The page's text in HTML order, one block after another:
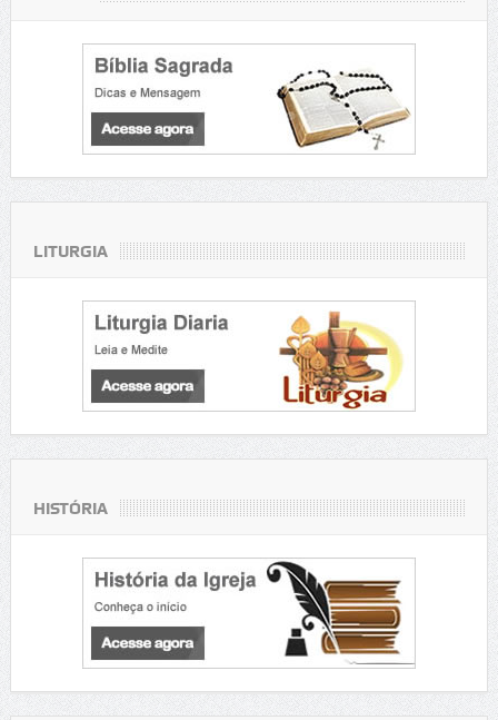
LITURGIA
HISTÓRIA